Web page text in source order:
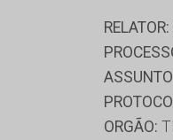
RELATOR:
ORGÃO: